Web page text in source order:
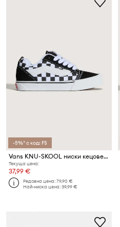
-5%* с код: FS
Vans KNU-SKOOL ниски кецове за деца
Текуща цена:
37,99 €
Редовна цена:79,90 €
Най-ниска цена:39,99 €